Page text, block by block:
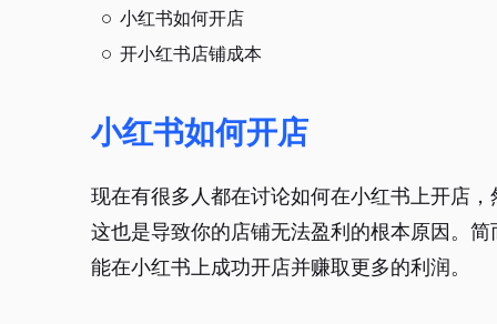
小红书如何开店
开小红书店铺成本
小红书如何开店
现在有很多人都在讨论如何在小红书上开店
这也是导致你的店铺无法盈利的根本原因。
能在小红书上成功开店并赚取更多的利润。